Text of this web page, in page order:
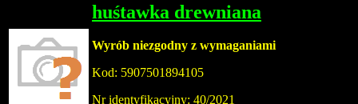
huśtawka drewniana
Wyrób niezgodny z wymaganiami
Kod: 5907501894105
Nr identyfikacyjny: 40/2021